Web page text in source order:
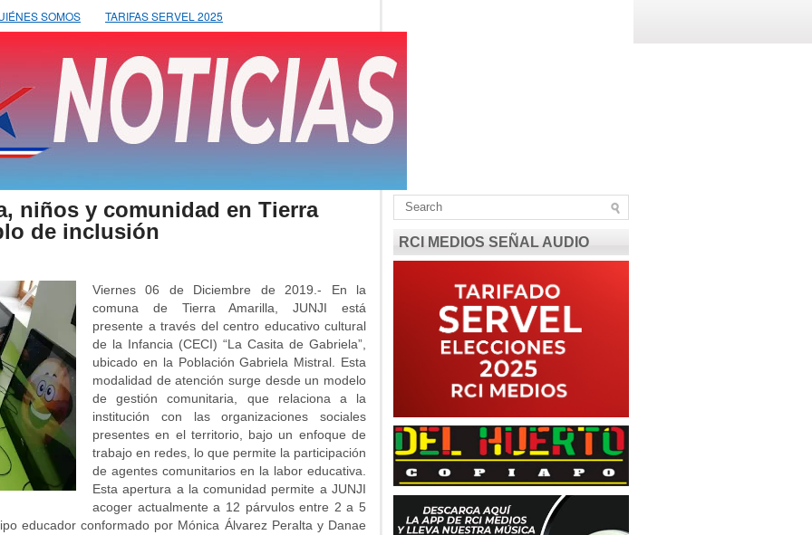
SOMOS TARIFAS SERVEL 2025
niños y comunidad en Tierra
de inclusión
Viernes 06 de Diciembre de 2019.- En la
comuna de Tierra Amarilla, JUNJI está
presente a través del centro educativo cultural
de la Infancia (CECI) “La Casita de Gabriela”,
ubicado en la Población Gabriela Mistral. Esta
modalidad de atención surge desde un modelo
de gestión comunitaria, que relaciona a la
institución con las organizaciones sociales
presentes en el territorio, bajo un enfoque de
trabajo en redes, lo que permite la participación
de agentes comunitarios en la labor educativa.
Esta apertura a la comunidad permite a JUNJI
acoger actualmente a 12 párvulos entre 2 a 5
educador conformado por Mónica Álvarez Peralta y Danae
RCI MEDIOS SEÑAL AUDIO